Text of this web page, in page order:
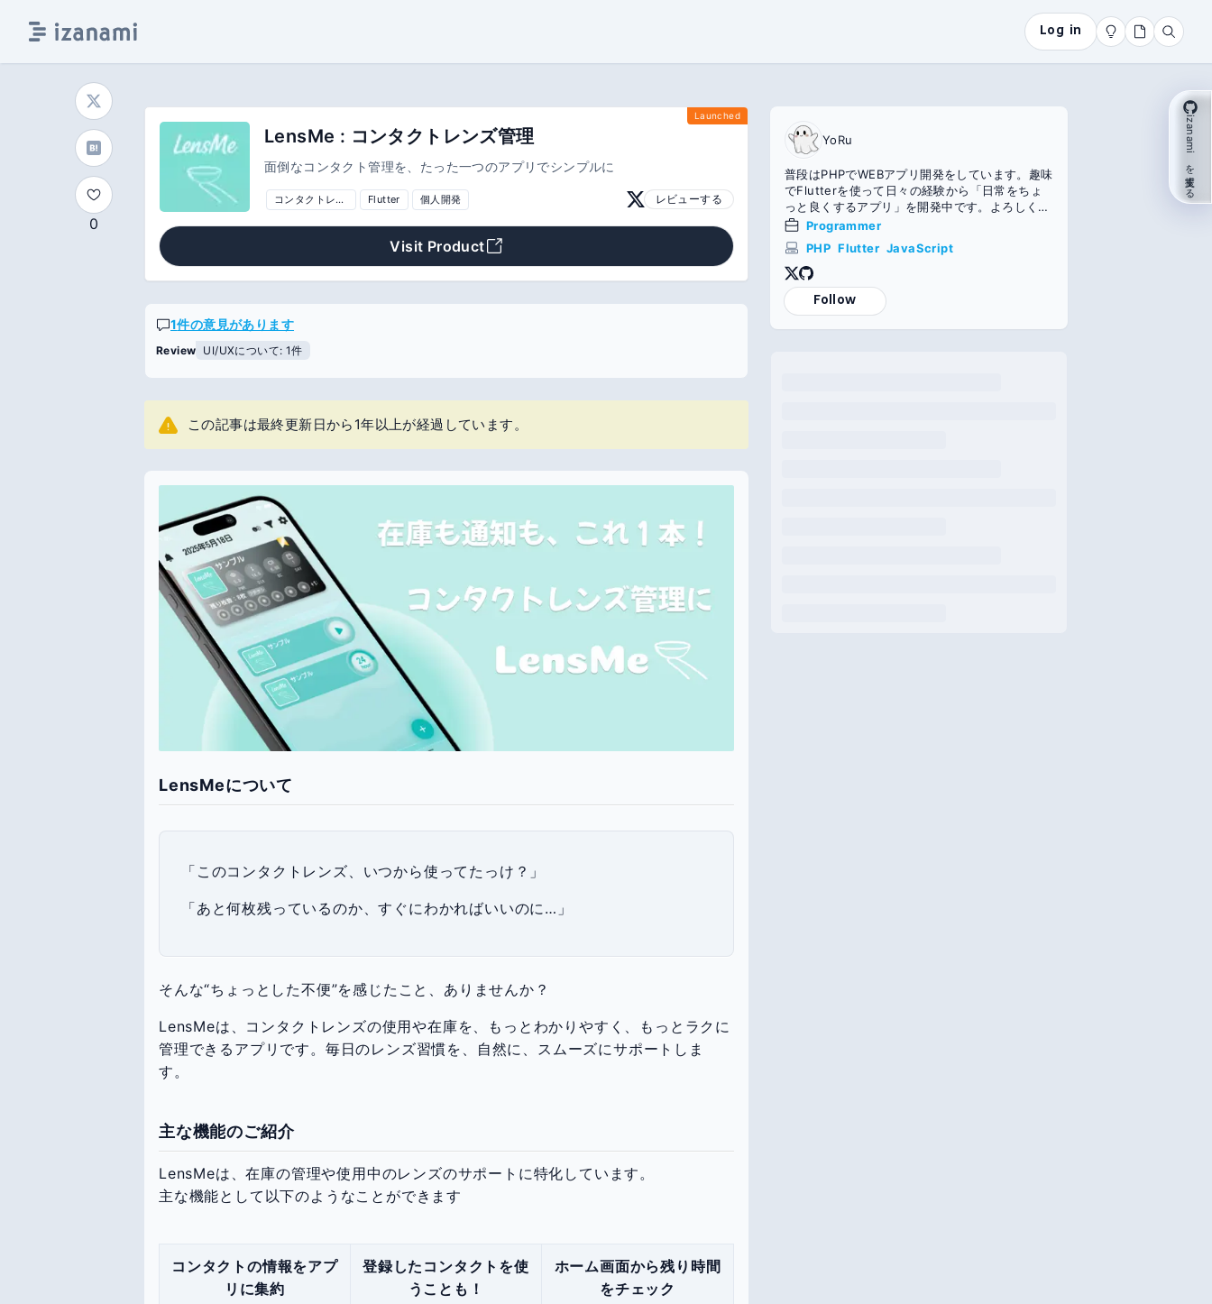
Log in
0
Launched
LensMe : コンタクトレンズ管理
面倒なコンタクト管理を、たった一つのアプリでシンプルに
コンタクトレンズ Flutter 個人開発 レビューする
Visit Product
1件の意見があります
UI/UXについて: 1件
この記事は最終更新日から1年以上が経過しています。
LensMeについて
「このコンタクトレンズ、いつから使ってたっけ？」
「あと何枚残っているのか、すぐにわかればいいのに…」
そんな“ちょっとした不便”を感じたこと、ありませんか？
LensMeは、コンタクトレンズの使用や在庫を、もっとわかりやすく、もっとラクに
管理できるアプリです。毎日のレンズ習慣を、自然に、スムーズにサポートしま
す。
主な機能のご紹介
LensMeは、在庫の管理や使用中のレンズのサポートに特化しています。
主な機能として以下のようなことができます
コンタクトの情報をアプ
リに集約
登録したコンタクトを使
うことも！
ホーム画面から残り時間
をチェック
YoRu
普段はPHPでWEBアプリ開発をしています。趣味
でFlutterを使って日々の経験から「日常をちょ
っと良くするアプリ」を開発中です。よろしくお
願いします https://portal-43450.firebaseapp.
com/
Programmer
PHP Flutter JavaScript
Follow
izanami を支援する